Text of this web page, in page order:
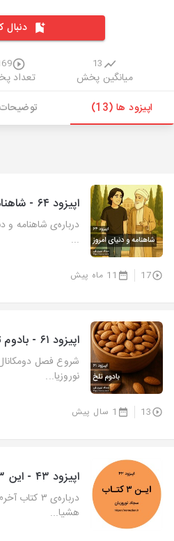
دنبال
13
میانگین پخش تعداد
اپیزود ها (13)
توضیحات
اپیزود ۶۴ - شاهنامه برای امروز
درباره‌ی شاهنامه و
...
17 11 ماه پیش
اپیزود ۶۱ - بادوم تلخ
شروع فصل
نوروزیا...
13 1 سال پیش
اپیزود ۴۳ - این ۳ کتاب
درباره‌ی ۳
هشیا...